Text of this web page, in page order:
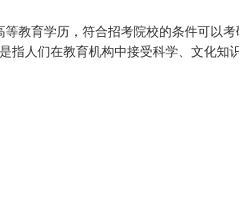
教育学历，符合招考院校的条件可以
指人们在教育机构中接受科学、文化知